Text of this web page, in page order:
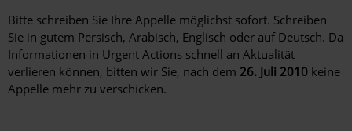
Bitte schreiben Sie Ihre Appelle möglichst sofort. Schreiben
Sie in gutem Persisch, Arabisch, Englisch oder auf Deutsch. Da
Informationen in Urgent Actions schnell an Aktualität
verlieren können, bitten wir Sie, nach dem 26. Juli 2010 keine
Appelle mehr zu verschicken.